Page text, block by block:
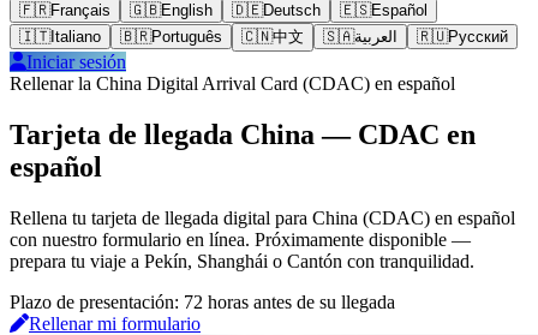
🇫🇷Français 🇬🇧English 🇩🇪Deutsch 🇪🇸Español
🇮🇹Italiano 🇧🇷Português 🇨🇳中文 🇸🇦العربية 🇷🇺Русский
Iniciar sesión
Rellenar la China Digital Arrival Card (CDAC) en español
Tarjeta de llegada China — CDAC en
español
Rellena tu tarjeta de llegada digital para China (CDAC) en español
con nuestro formulario en línea. Próximamente disponible —
prepara tu viaje a Pekín, Shanghái o Cantón con tranquilidad.
Plazo de presentación: 72 horas antes de su llegada
Rellenar mi formulario